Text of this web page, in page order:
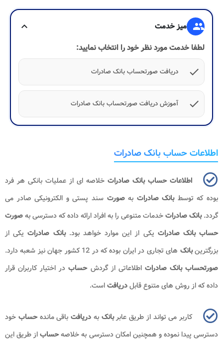
group میز خدمت
expand_more
لطفا خدمت مورد نظر خود را انتخاب نمایید:
check
دریافت صورتحساب بانک صادرات
check آموزش دریافت صورتحساب بانک صادرات
اطلاعات حساب بانک صادرات
اطلاعات حساب بانک صادرات خلاصه ای از عملیات بانکی هر فرد
بوده که توسطبانک صادرات بهصورت سند پستی و الکترونیکی صادر می
گردد.بانک صادراتخدمات متنوعی را به افراد ارائه داده که دسترسی بهصورت
حساب بانک صادرات یکی از این موارد خواهد بود.بانک صادرات یکی از
بزرگترینبانک های تجاری در ایران بوده که در 12 کشور جهان نیز شعبه دارد.
صورتحساب بانک صادراتاطلاعاتی از گردشحساب در اختیار کاربران قرار
داده که از روش های متنوع قابلدریافتاست.
کاربر می تواند از طریق عابربانکبه دریافت باقی ماندهحساب خود
دسترسی پیدا نموده و همچنین امکان دسترسی به خلاصهحساباز طریق این